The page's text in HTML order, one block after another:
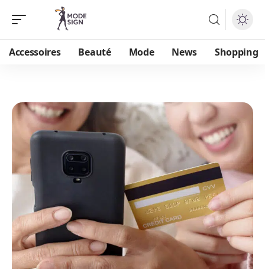
Accessoires Beauté Mode News Shopping